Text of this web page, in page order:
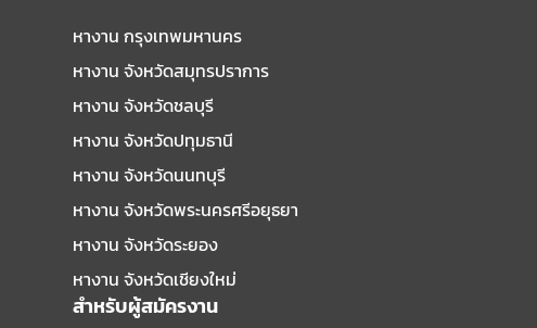
หางาน กรุงเทพมหานคร
หางาน จังหวัดสมุทรปราการ
หางาน จังหวัดชลบุรี
หางาน จังหวัดปทุมธานี
หางาน จังหวัดนนทบุรี
หางาน จังหวัดพระนครศรีอยุธยา
หางาน จังหวัดระยอง
หางาน จังหวัดเชียงใหม่
สำหรับผู้สมัครงาน